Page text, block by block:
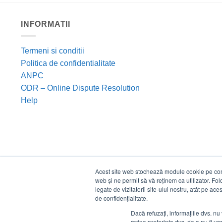
Acest site web stochează module cookie pe
web și ne permit să vă reținem ca utilizator.
legate de vizitatorii site-ului nostru, atât pe
de confidențialitate.
Dacă refuzați, informațiile dvs.
INFORMATII
Termeni si conditii
Politica de confidentialitate
ANPC
ODR – Online Dispute Resolution
Help